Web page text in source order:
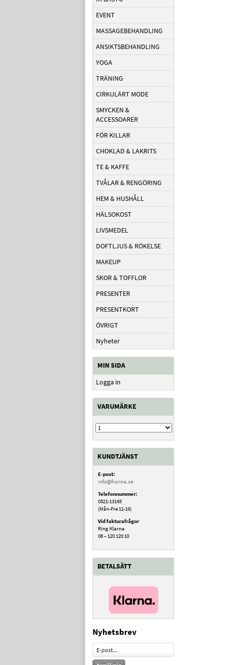
EVENT
MASSAGEBEHANDLING
ANSIKTSBEHANDLING
YOGA
TRÄNING
CIRKULÄRT MODE
SMYCKEN &
ACCESSOARER
FÖR KILLAR
CHOKLAD & LAKRITS
TE & KAFFE
TVÅLAR & RENGÖRING
HEM & HUSHÅLL
HÄLSOKOST
LIVSMEDEL
DOFTLJUS & RÖKELSE
MAKEUP
SKOR & TOFFLOR
PRESENTER
PRESENTKORT
ÖVRIGT
Nyheter
MIN SIDA
Logga in
VARUMÄRKE
KUNDTJÄNST
E-post:
info@fiorina.se
Telefonnummer:
0521-13145
(Mån-Fre 11-16)
Vid fakturafrågor
Ring Klarna
08 – 120 120 10
BETALSÄTT
Nyhetsbrev